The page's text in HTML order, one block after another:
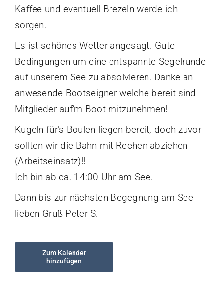
Kaffee und eventuell Brezeln werde ich
sorgen.
Es ist schönes Wetter angesagt. Gute
Bedingungen um eine entspannte Segelrunde
auf unserem See zu absolvieren. Danke an
anwesende Bootseigner welche bereit sind
Mitglieder auf’m Boot mitzunehmen!
Kugeln für’s Boulen liegen bereit, doch zuvor
sollten wir die Bahn mit Rechen abziehen
(Arbeitseinsatz)!!
Ich bin ab ca. 14:00 Uhr am See.
Dann bis zur nächsten Begegnung am See
lieben Gruß Peter S.
Zum Kalender
hinzufügen